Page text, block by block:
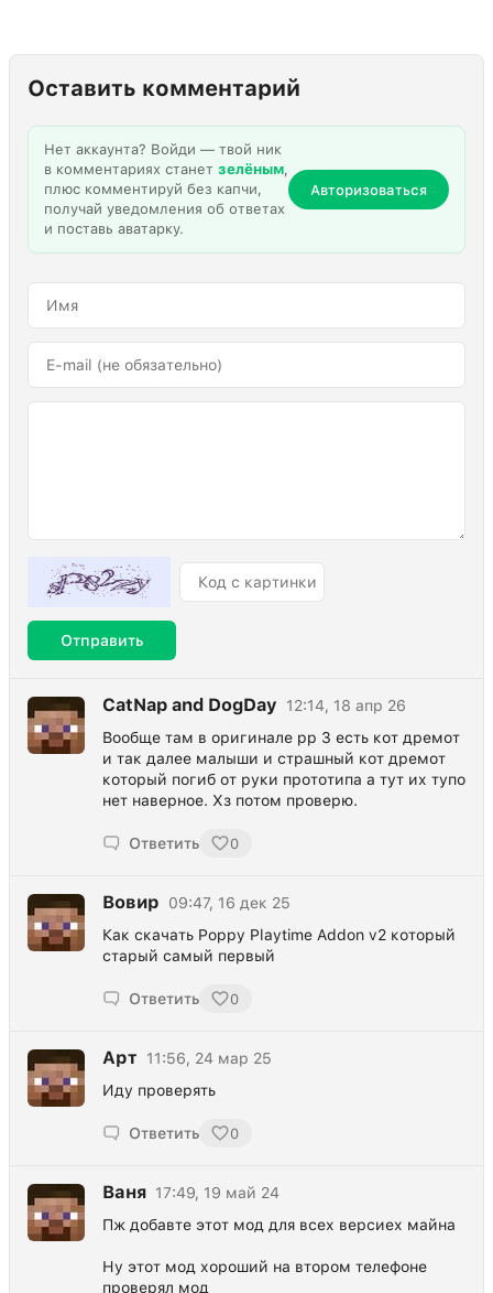
Оставить комментарий
Нет аккаунта? Войди — твой ник
в комментариях станет зелёным,
плюс комментируй без капчи,
получай уведомления об ответах
и поставь аватарку.
Авторизоваться
Отправить
CatNap and DogDay
12:14, 18 апр 26
Вообще там в оригинале pp 3 есть кот дремот
и так далее малыши и страшный кот дремот
который погиб от руки прототипа а тут их тупо
нет наверное. Хз потом проверю.
Ответить 0
Вовир
09:47, 16 дек 25
Как скачать Poppy Playtime Addon v2 который
старый самый первый
Ответить 0
Арт
11:56, 24 мар 25
Иду проверять
Ответить 0
Ваня 17:49, 19 май 24
Пж добавте этот мод для всех версиех майна
Ну этот мод хороший на втором телефоне
проверял мод